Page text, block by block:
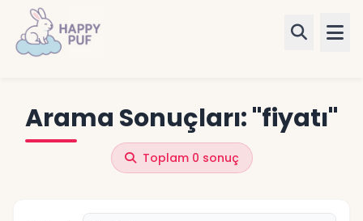
Kategoriler
Arama Sonuçları: "fiyatı"
Toplam 0 sonuç